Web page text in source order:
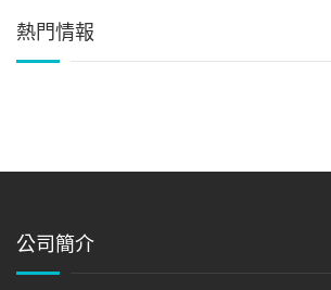
熱門情報
公司簡介